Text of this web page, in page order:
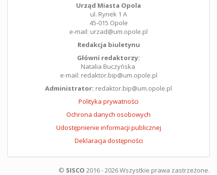
Urząd Miasta Opola
ul. Rynek 1 A
45-015 Opole
e-mail: urzad@um.opole.pl
Redakcja biuletynu
Główni redaktorzy:
Natalia Buczyńska
e-mail: redaktor.bip@um.opole.pl
Administrator: redaktor.bip@um.opole.pl
Polityka prywatności
Ochrona danych osobowych
Udostępnienie informacji publicznej
Deklaracja dostępności
© SISCO 2016 - 2026 Wszystkie prawa zastrzeżone.